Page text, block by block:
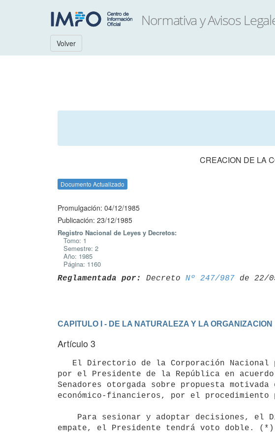
Volver
CREACION DE LA
Documento Actualizado
Promulgación: 04/12/1985
Publicación: 23/12/1985
Registro Nacional de Leyes y Decretos:
Tomo: 1
Semestre: 2
Año: 1985
Página: 1160
Reglamentada por: Decreto Nº 247/987
CAPITULO I - DE LA NATURALEZA Y LA ORGANIZACION
Artículo 3
por el Presidente de la República en
Senadores otorgada sobre propuesta
económico-financieros, por el